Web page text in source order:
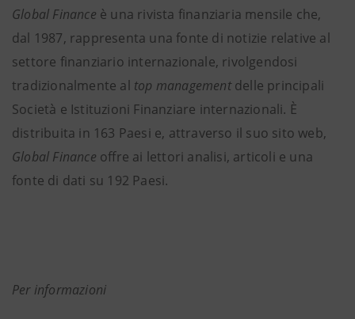
Global Finance è una rivista finanziaria mensile che,
dal 1987, rappresenta una fonte di notizie relative al
settore finanziario internazionale, rivolgendosi
tradizionalmente al top managementdelle principali
Società e Istituzioni Finanziare internazionali. È
distribuita in 163 Paesi e, attraverso il suo sito web,
Global Finance offre ai lettori analisi, articoli e una
fonte di dati su 192 Paesi.
Per informazioni